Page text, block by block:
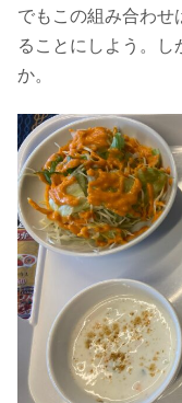
でもこの組み合わせ
ることにしよう。し
か。